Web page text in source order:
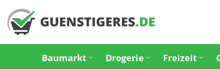
Zum
Inhalt
springen
Baumarkt Drogerie Freizeit